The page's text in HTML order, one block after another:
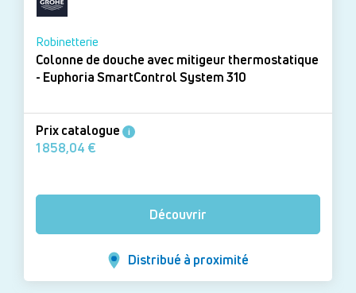
Robinetterie
Colonne de douche avec mitigeur thermostatique
- Euphoria SmartControl System 310
Prix catalogue i
1 858,04 €
Découvrir
Distribué à proximité